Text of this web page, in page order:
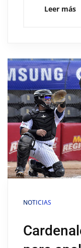
Leer más
NOTICIAS